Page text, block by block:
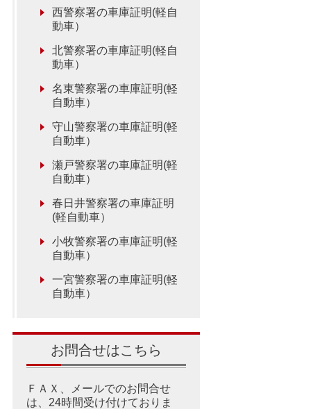
西警察署の車庫証明(軽自
動車）
北警察署の車庫証明(軽自
動車）
名東警察署の車庫証明(軽
自動車）
守山警察署の車庫証明(軽
自動車）
瀬戸警察署の車庫証明(軽
自動車）
春日井警察署の車庫証明
(軽自動車）
小牧警察署の車庫証明(軽
自動車）
一宮警察署の車庫証明(軽
自動車）
お問合せはこちら
ＦＡＸ、メールでのお問合せ
は、24時間受け付けておりま